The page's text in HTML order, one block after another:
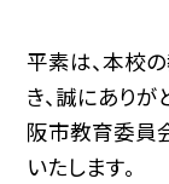
平素は、本校
き、誠にありが
阪市教育委員
いたします。